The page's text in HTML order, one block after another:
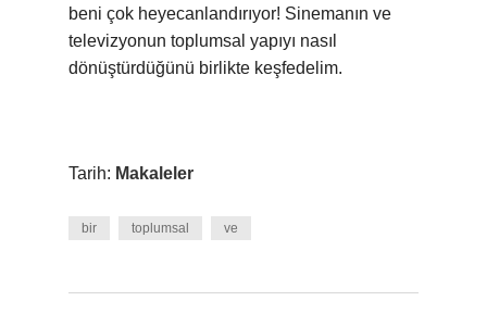
beni çok heyecanlandırıyor! Sinemanın ve
televizyonun toplumsal yapıyı nasıl
dönüştürdüğünü birlikte keşfedelim.
Tarih: Makaleler
bir toplumsal ve